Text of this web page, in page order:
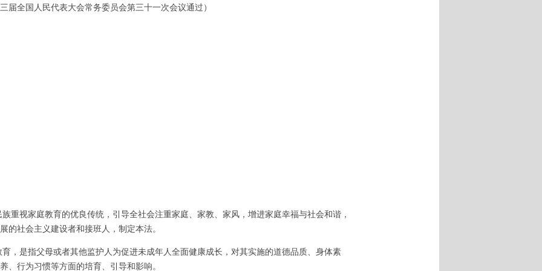
届全国人民代表大会常务委员会第三十一次会议通过）
重视家庭教育的优良传统，引导全社会注重家庭、家教、家风，增进家庭幸福与社会和谐，
的社会主义建设者和接班人，制定本法。
，是指父母或者其他监护人为促进未成年人全面健康成长，对其实施的道德品质、身体素
、行为习惯等方面的培育、引导和影响。